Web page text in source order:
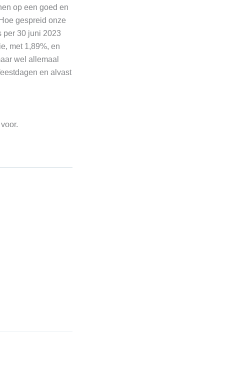
op een goed en
gespreid onze
per 30 juni 2023
met 1,89%, en
wel allemaal
en alvast